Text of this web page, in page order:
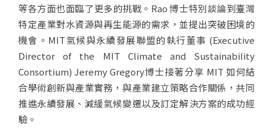
等各方面也面臨了更多的挑戰。Rao 博士特別談論到臺灣
特定產業對水資源與再生能源的需求，並提出突破困境的
機會。MIT氣候與永續發展聯盟的執行董事 (Executive
Director of the MIT Climate and Sustainability
Consortium) Jeremy Gregory博士接著分享 MIT 如何結
合學術創新與產業實務，與產業建立策略合作關係，共同
推進永續發展、減緩氣候變遷以及訂定解決方案的成功經
驗。